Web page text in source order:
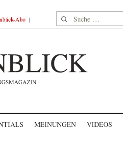
Abo Suche nach:
MEINUNGEN VIDEOS